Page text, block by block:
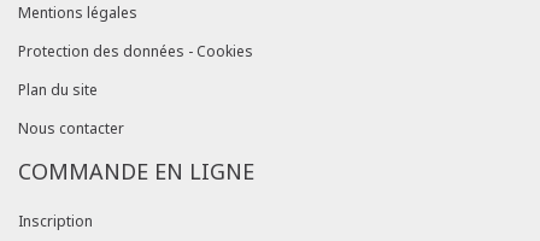
Mentions légales
Protection des données - Cookies
Plan du site
Nous contacter
COMMANDE EN LIGNE
Inscription